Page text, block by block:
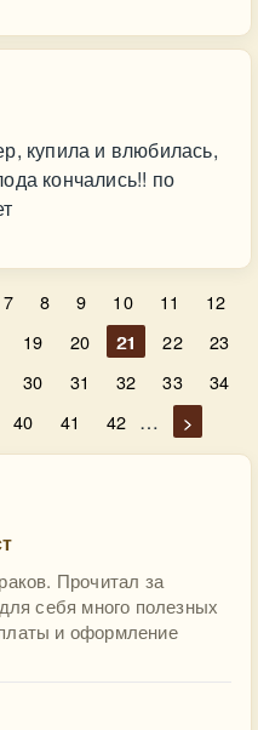
купила и влюбилась,
кончались!! по
7 8 9 10 11
12
19 20 21 22
23
30 31 32 33
34
40 41 42 … >
Прочитал за
себя много полезных
и оформление